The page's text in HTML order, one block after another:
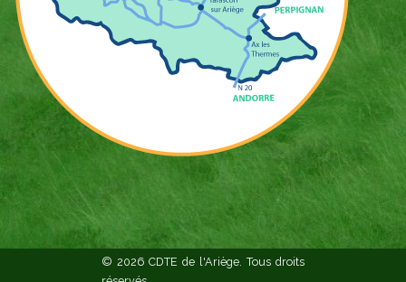
© 2026 CDTE de l'Ariège. Tous droits